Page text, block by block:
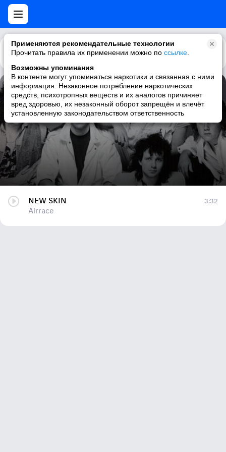
Применяются рекомендательные технологии
Прочитать правила их применении можно по ссылке
Возможны упоминания
В контенте могут упоминаться наркотики и связанная с ними
информация. Незаконное потребление наркотических
средств, психотропных веществ и их аналогов причиняет
вред здоровью, их незаконный оборот запрещён и влечёт
установленную законодательством ответственность
Каталог Рекомендации
NEW SKIN
Airrace
NEW SKIN
Airrace
3:32